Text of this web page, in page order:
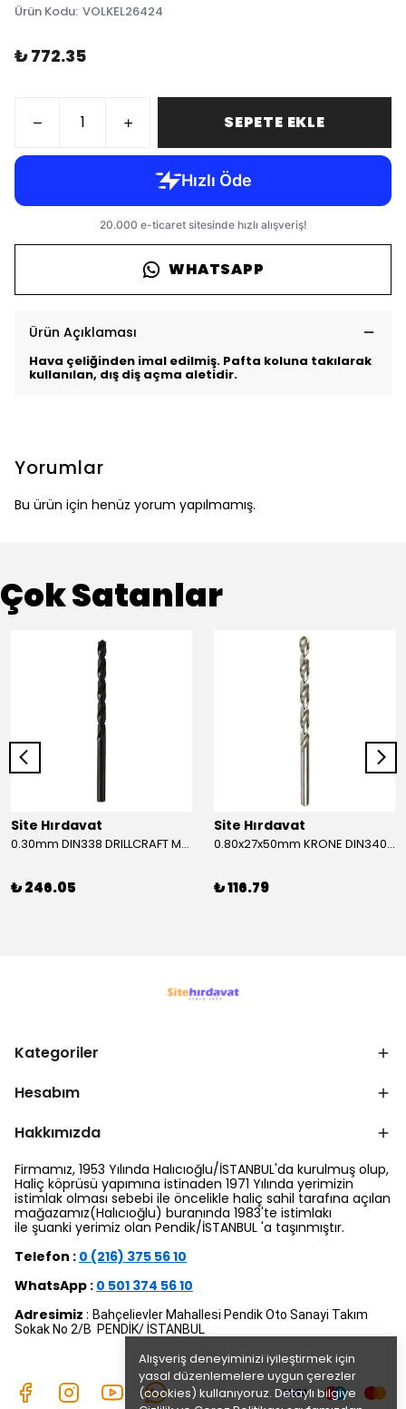
Alışveriş deneyiminizi iyileştirmek için
yasal düzenlemelere uygun çerezler
(cookies) kullanıyoruz. Detaylı bilgiye
Ürün Kodu: VOLKEL26424
₺ 772.35
SEPETE EKLE
WHATSAPP
Ürün Açıklaması
Hava çeliğinden imal edilmiş. Pafta koluna takılarak
kullanılan, dış diş açma aletidir.
Yorumlar
Bu ürün için henüz yorum yapılmamış.
Çok Satanlar
Site Hırdavat
0.30mm DIN338 DRILLCRAFT MATKAP UCU HSS 10 Adet
₺ 246.05
Site Hırdavat
0.80x27x50mm KRONE DIN340 UZUN MATKAP UCU HSS 10 Adet
₺ 116.79
Kategoriler
Hesabım
Hakkımızda
Firmamız, 1953 Yılında Halıcıoğlu/İSTANBUL'da kurulmuş olup,
Haliç köprüsü yapımına istinaden 1971 Yılında yerimizin
istimlak olması sebebi ile öncelikle haliç sahil tarafına açılan
mağazamız(Halıcıoğlu) buranında 1983'te istimlakı
ile şuanki yerimiz olan Pendik/İSTANBUL 'a taşınmıştır.
Telefon : 0 (216) 375 56 10
WhatsApp : 0 501 374 56 10
Adresimiz : Bahçelievler Mahallesi Pendik Oto Sanayi Takım
Sokak No 2/B PENDİK/ İSTANBUL